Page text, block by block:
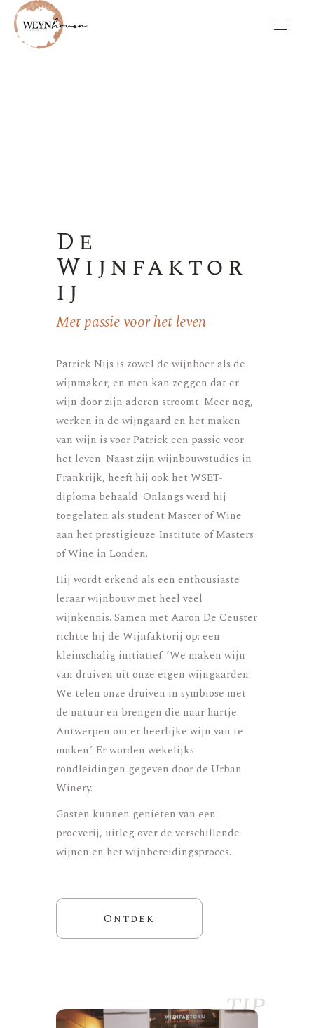
De
Wijnfaktor
ij
Met passie voor het leven
Patrick Nijs is zowel de wijnboer als de
wijnmaker, en men kan zeggen dat er
wijn door zijn aderen stroomt. Meer nog,
werken in de wijngaard en het maken
van wijn is voor Patrick een passie voor
het leven. Naast zijn wijnbouwstudies in
Frankrijk, heeft hij ook het WSET-
diploma behaald. Onlangs werd hij
toegelaten als student Master of Wine
aan het prestigieuze Institute of Masters
of Wine in Londen.
Hij wordt erkend als een enthousiaste
leraar wijnbouw met heel veel
wijnkennis. Samen met Aaron De Ceuster
richtte hij de Wijnfaktorij op: een
kleinschalig initiatief. ‘We maken wijn
van druiven uit onze eigen wijngaarden.
We telen onze druiven in symbiose met
de natuur en brengen die naar hartje
Antwerpen om er heerlijke wijn van te
maken.’ Er worden wekelijks
rondleidingen gegeven door de Urban
Winery.
Gasten kunnen genieten van een
proeverij, uitleg over de verschillende
wijnen en het wijnbereidingsproces.
Ontdek
tip